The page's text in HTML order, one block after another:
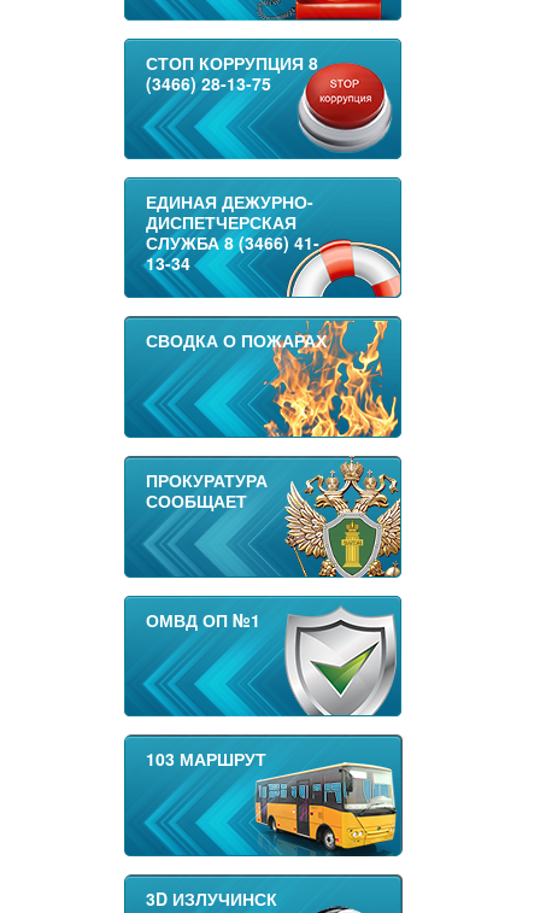
СТОП КОРРУПЦИЯ 8
(3466) 28-13-75
ЕДИНАЯ ДЕЖУРНО-
ДИСПЕТЧЕРСКАЯ
СЛУЖБА 8 (3466) 41-
13-34
СВОДКА О ПОЖАРАХ
ПРОКУРАТУРА
СООБЩАЕТ
ОМВД ОП №1
103 МАРШРУТ
3D ИЗЛУЧИНСК